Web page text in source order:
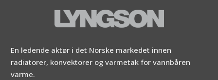
En ledende aktør i det Norske markedet innen
radiatorer, konvektorer og varmetak for vannbåren
varme.